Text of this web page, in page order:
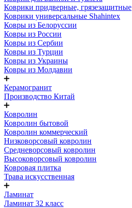
Коврики придверные, грязезащитные
Коврики универсальные Shahintex
Ковры из Белоруссии
Ковры из России
Ковры из Сербии
Ковры из Турции
Ковры из Украины
Ковры из Молдавии
Керамогранит
Производство Китай
Ковролин
Ковролин бытовой
Ковролин коммерческий
Низковорсовый ковролин
Средневорсовый ковролин
Высоковорсовый ковролин
Ковровая плитка
Трава искусственная
Ламинат
Ламинат 32 класс